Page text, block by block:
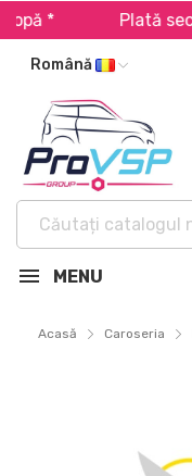
Plată securizată
Română
MENU
Acasă Caroseria